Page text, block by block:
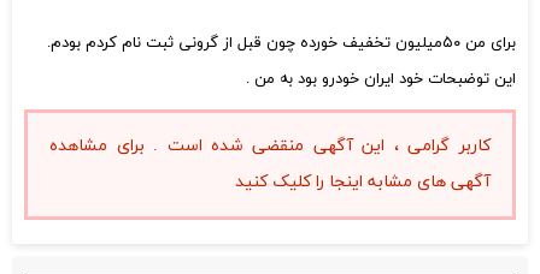
برای من ۵۰میلیون تخفیف خورده چون قبل از گرونی ثبت نام کردم بودم.
این توضبحات خود ایران خودرو بود به من .
کاربر گرامی ، این آگهی منقضی شده است . برای مشاهده
آگهی های مشابه اینجا را کلیک کنید